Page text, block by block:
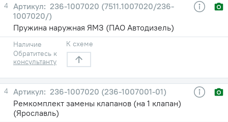
4
236-1007020 (7511.1007020/236-
1007020/)
Пружина наружная ЯМЗ (ПАО Автодизель)
Наличие
Обратитесь к
консультанту
К схеме
4
236-1007020 (236-1007001-01)
Ремкомплект замены клапанов (на 1 клапан)
(Ярославль)